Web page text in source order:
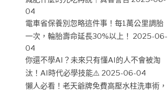
04
電車省保養別忽略這件事！每1萬公里調胎
一次，輪胎壽命延長30%以上！ 2025-06-
04
你還不學AI？未來只有懂AI的人不會被淘
汰！AI時代必學技能⚠️ 2025-06-04
懶人必看！老天爺牌免費高壓水柱洗車術，